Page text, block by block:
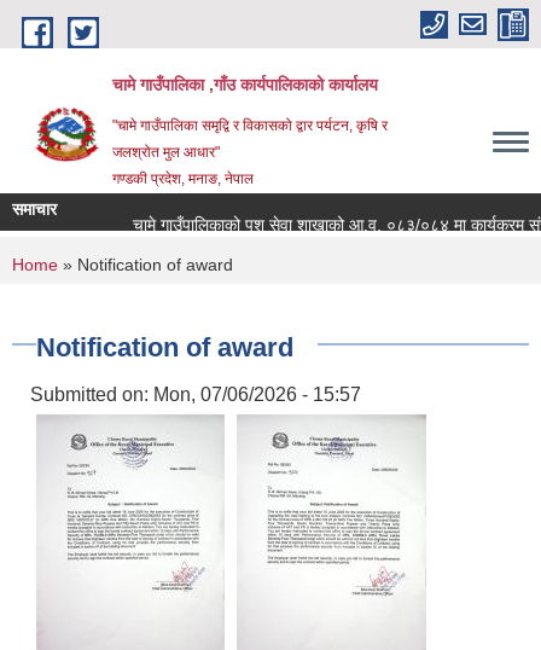
Skip to main content
चामे गाउँपालिका ,गाँउ कार्यपालिकाको कार्यालय
"चामे गाउँपालिका समृद्वि र विकासको द्वार पर्यटन, कृषि र
जलश्रोत मुल आधार"
गण्डकी प्रदेश, मनाङ, नेपाल
समाचार
चामे गाउँपालिकाको पशु सेवा शाखाको आ.व. ०८३/०८४ मा कार्यक्रम
You are here
Home » Notification of award
Notification of award
Submitted on: Mon, 07/06/2026 - 15:57